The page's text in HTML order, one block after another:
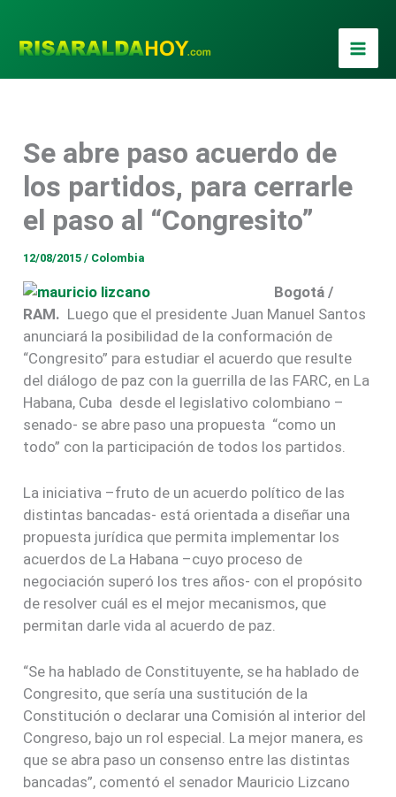
contenido
Se abre paso acuerdo de
los partidos, para cerrarle
el paso al “Congresito”
12/08/2015/ Colombia
Bogotá /
RAM. Luego que el presidente Juan Manuel Santos
anunciará la posibilidad de la conformación de
“Congresito” para estudiar el acuerdo que resulte
del diálogo de paz con la guerrilla de las FARC, en La
Habana, Cuba desde el legislativo colombiano –
senado- se abre paso una propuesta “como un
todo” con la participación de todos los partidos.
La iniciativa –fruto de un acuerdo político de las
distintas bancadas- está orientada a diseñar una
propuesta jurídica que permita implementar los
acuerdos de La Habana –cuyo proceso de
negociación superó los tres años- con el propósito
de resolver cuál es el mejor mecanismos, que
permitan darle vida al acuerdo de paz.
“Se ha hablado de Constituyente, se ha hablado de
Congresito, que sería una sustitución de la
Constitución o declarar una Comisión al interior del
Congreso, bajo un rol especial. La mejor manera, es
que se abra paso un consenso entre las distintas
bancadas”, comentó el senador Mauricio Lizcano